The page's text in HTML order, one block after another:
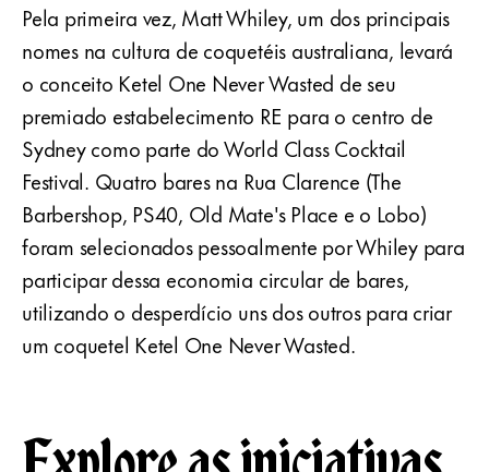
Pela primeira vez, Matt Whiley, um dos principais
nomes na cultura de coquetéis australiana, levará
o conceito Ketel One Never Wasted de seu
premiado estabelecimento RE para o centro de
Sydney como parte do World Class Cocktail
Festival. Quatro bares na Rua Clarence (The
Barbershop, PS40, Old Mate's Place e o Lobo)
foram selecionados pessoalmente por Whiley para
participar dessa economia circular de bares,
utilizando o desperdício uns dos outros para criar
um coquetel Ketel One Never Wasted.